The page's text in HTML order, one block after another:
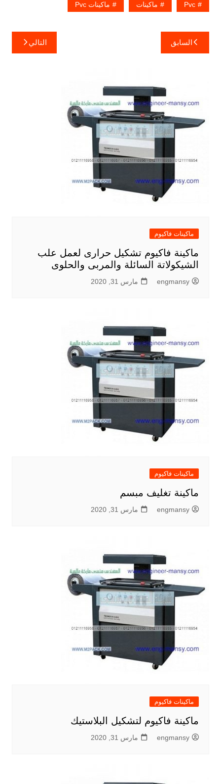
Pvc ماكينات ماكينات Pvc
تصفّح
المقالات
السابق التالي
ماكينات فاكيوم
ماكينة فاكيوم تشكيل حرارى لعمل علب
الشيكولاتة السائلة والمربى والحلوى
engmansy مارس 31, 2020
ماكينات فاكيوم
ماكينة تغليف مبسم
engmansy مارس 31, 2020
ماكينات فاكيوم
ماكينة فاكيوم لتشكيل البلاستيك
engmansy مارس 31, 2020